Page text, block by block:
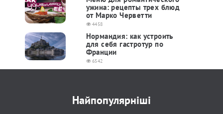
ужина: рецепты трех блюд
от Марко Черветти
4458
Нормандия: как устроить
для себя гастротур по
Франции
6542
Найпопулярніші